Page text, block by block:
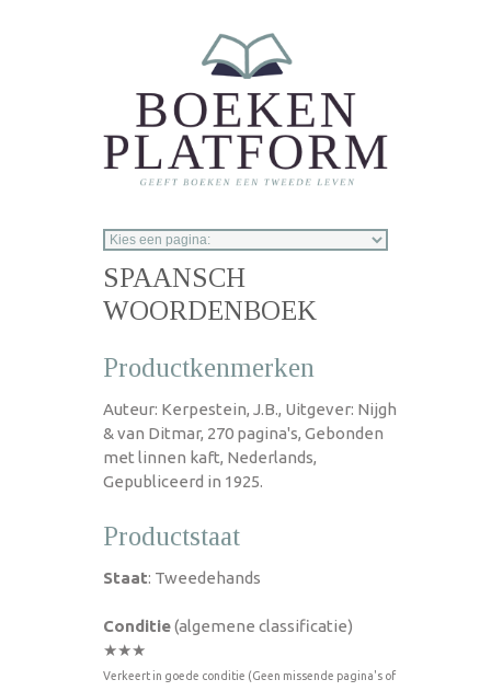
SPAANSCH
WOORDENBOEK
Productkenmerken
Auteur: Kerpestein, J.B., Uitgever: Nijgh
& van Ditmar, 270 pagina's, Gebonden
met linnen kaft, Nederlands,
Gepubliceerd in 1925.
Productstaat
Staat: Tweedehands
Conditie(algemene classificatie)
★★★
Verkeert in goede conditie (Geen missende pagina's of